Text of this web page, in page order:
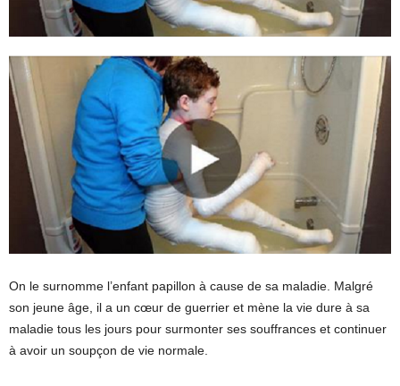
On le surnomme l’enfant papillon à cause de sa maladie. Malgré
son jeune âge, il a un cœur de guerrier et mène la vie dure à sa
maladie tous les jours pour surmonter ses souffrances et continuer
à avoir un soupçon de vie normale.